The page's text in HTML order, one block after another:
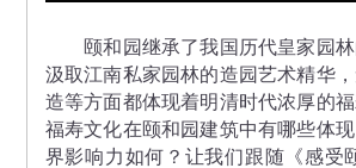
颐和园继承了我国历代皇家园林
汲取江南私家园林的造园艺术精华
造等方面都体现着明清时代浓厚的福
福寿文化在颐和园建筑中有哪些体
界影响力如何？让我们跟随《感受